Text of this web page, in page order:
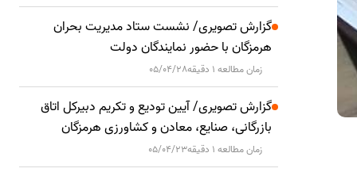
گزارش تصویری/ نشست ستاد مدیریت بحران
هرمزگان با حضور نمایندگان دولت
زمان مطالعه 1 دقیقه 05/04/28
گزارش تصویری/ آیین تودیع و تکریم دبیرکل اتاق
بازرگانی، صنایع، معادن و کشاورزی هرمزگان
زمان مطالعه 1 دقیقه 05/04/23